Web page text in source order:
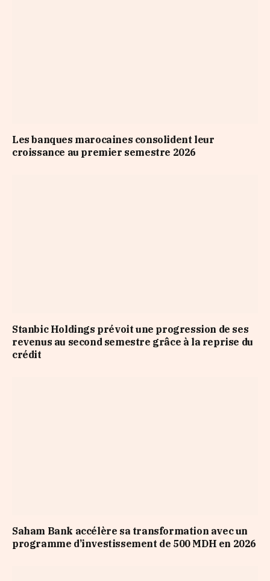
Les banques marocaines consolident leur
croissance au premier semestre 2026
Stanbic Holdings prévoit une progression de ses
revenus au second semestre grâce à la reprise du
crédit
Saham Bank accélère sa transformation avec un
programme d’investissement de 500 MDH en 2026